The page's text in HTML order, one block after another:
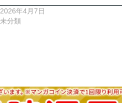
2026年4月7日
未分類